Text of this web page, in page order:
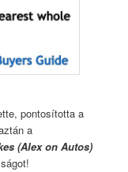
pontosította a
a
(Alex on Autos)